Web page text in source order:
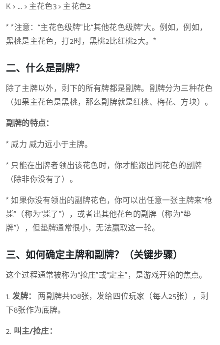
K > ... > 主花色3 > 主花色2
* *注意：“主花色级牌”比“其他花色级牌”大。例如，例如，
黑桃是主花色，打2时，黑桃2比红桃2大。*
二、什么是副牌？
除了主牌以外，剩下的所有牌都是副牌。副牌分为三种花色
（如果主花色是黑桃，那么副牌就是红桃、梅花、方块）。
副牌的特点：
* 威力 威力远小于主牌。
* 只能在出牌者领出该花色时，你才能跟出同花色的副牌
（除非你没有了）。
* 如果你没有领出的副牌花色，你可以出任意一张主牌来“枪
毙”（称为“毙了”），或者出其他花色的副牌（称为“垫
牌”），但垫牌通常很小，无法赢取这一轮。
三、如何确定主牌和副牌？（关键步骤）
这个过程通常被称为“抢庄”或“定主”，是游戏开始的焦点。
1. 发牌： 两副牌共108张，发给四位玩家（每人25张），剩
下8张作为底牌。
2. 叫主/抢庄：